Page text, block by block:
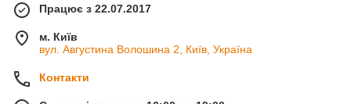
Працює з 22.07.2017
м. Київ
вул. Августина Волошина 2, Київ, Україна
Контакти